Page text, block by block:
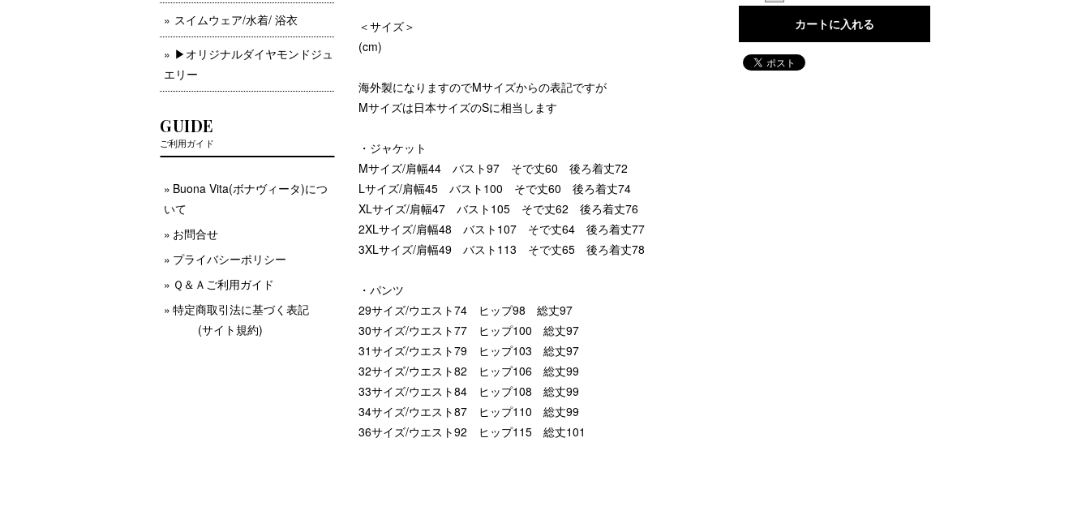
＜サイズ＞
(cm)
海外製になりますのでMサイズからの表記ですが
Mサイズは日本サイズのSに相当します
・ジャケット
Mサイズ/肩幅44 バスト97 そで丈60 後ろ着丈72
Lサイズ/肩幅45 バスト100 そで丈60 後ろ着丈74
XLサイズ/肩幅47 バスト105 そで丈62 後ろ着丈76
2XLサイズ/肩幅48 バスト107 そで丈64 後ろ着丈77
3XLサイズ/肩幅49 バスト113 そで丈65 後ろ着丈78
・パンツ
29サイズ/ウエスト74 ヒップ98 総丈97
30サイズ/ウエスト77 ヒップ100 総丈97
31サイズ/ウエスト79 ヒップ103 総丈97
32サイズ/ウエスト82 ヒップ106 総丈99
33サイズ/ウエスト84 ヒップ108 総丈99
34サイズ/ウエスト87 ヒップ110 総丈99
36サイズ/ウエスト92 ヒップ115 総丈101
スイムウェア/水着/ 浴衣
▶︎オリジナルダイヤモンドジュ
エリー
GUIDE
ご利用ガイド
Buona Vita(ボナヴィータ)につ
いて
お問合せ
プライバシーポリシー
Ｑ＆Ａご利用ガイド
特定商取引法に基づく表記
(サイト規約)